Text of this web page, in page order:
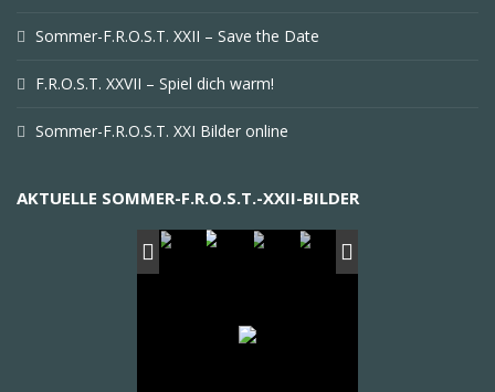
Sommer-F.R.O.S.T. XXII – Save the Date
F.R.O.S.T. XXVII – Spiel dich warm!
Sommer-F.R.O.S.T. XXI Bilder online
AKTUELLE SOMMER-F.R.O.S.T.-XXII-BILDER